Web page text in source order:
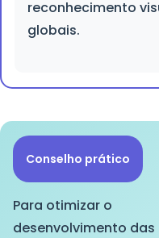
reconhecimento
globais.
Conselho prático
Para otimizar o
desenvolvimento das